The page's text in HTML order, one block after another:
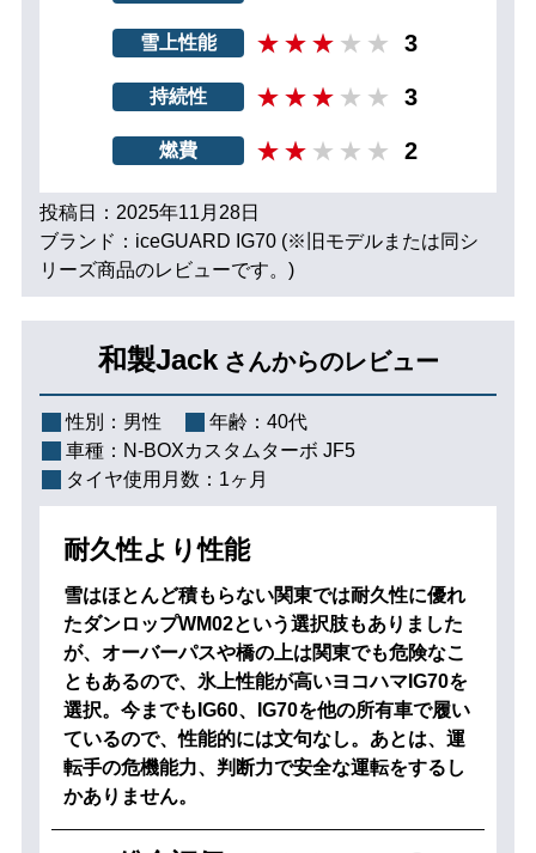
雪上性能 3
持続性 3
燃費 2
投稿日：2025年11月28日
ブランド：iceGUARD IG70 (※旧モデルまたは同シ
リーズ商品のレビューです。)
和製Jack さんからのレビュー
性別： 男性 年齢： 40代
車種： N-BOXカスタムターボ JF5
タイヤ使用月数： 1ヶ月
耐久性より性能
雪はほとんど積もらない関東では耐久性に優れ
たダンロップWM02という選択肢もありました
が、オーバーパスや橋の上は関東でも危険なこ
ともあるので、氷上性能が高いヨコハマIG70を
選択。今までもIG60、IG70を他の所有車で履い
ているので、性能的には文句なし。あとは、運
転手の危機能力、判断力で安全な運転をするし
かありません。